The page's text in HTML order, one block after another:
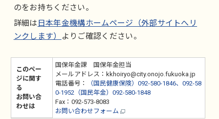
のをお持ちください。
詳細は 日本年金機構ホームページ（外部サイトへリ
ンクします）
よりご確認ください。
このペー
ジに関す
る
お問い合
わせは
国保年金課 国保年金担当
メールアドレス：kkhoiryo@city.onojo.fukuoka.jp
電話番号：
（国民健康保険）092-580-1846、092-58
0-1952（国民年金）092-580-1848
Fax：092-573-8083
お問い合わせフォーム